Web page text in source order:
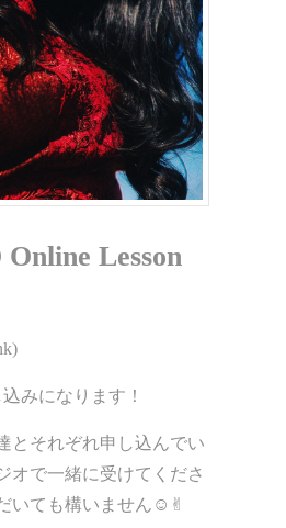
Online Lesson
みになります！
とそれぞれ申し込んでい
オで一緒に受けてくださ
いても構いません☺︎✌︎